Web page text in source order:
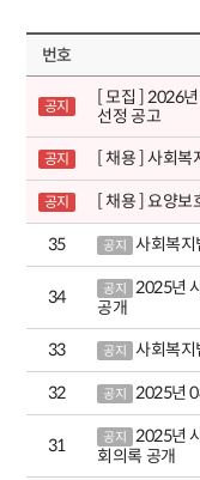
번호
공지
[ 모집 ] 2026
선정 공고
공지 [ 채용 ] 사회복
공지
[ 채용 ] 요양보
35
공지 사회복지
34 공지 2025년
공개
33
공지 사회복지
32
공지 2025년
31 공지 2025년
회의록 공개